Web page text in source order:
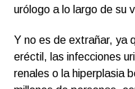
urólogo a lo largo de su
Y no es de extrañar, ya
eréctil, las infecciones
renales o la hiperplasia